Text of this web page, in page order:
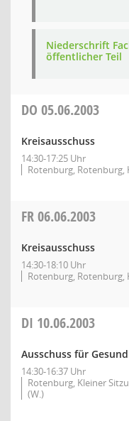
Niederschrift
öffentlicher Teil
DO 05.06.2003
Kreisausschuss
14:30-17:25 Uhr
Rotenburg, Rotenburg,
FR06.06.2003
Kreisausschuss
14:30-18:10 Uhr
Rotenburg, Rotenburg,
DI 10.06.2003
Ausschuss für
14:30-16:37 Uhr
Rotenburg, Kleiner
(W.)